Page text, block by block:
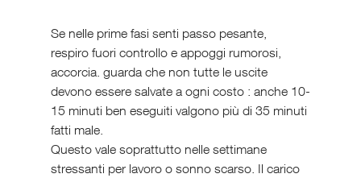
Se nelle prime fasi senti passo pesante,
respiro fuori controllo e appoggi rumorosi,
accorcia. guarda che non tutte le uscite
devono essere salvate a ogni costo : anche 10-
15 minuti ben eseguiti valgono più di 35 minuti
fatti male.
Questo vale soprattutto nelle settimane
stressanti per lavoro o sonno scarso. Il carico